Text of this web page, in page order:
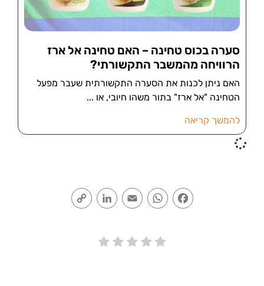
סערה בכוס טחינה – האם טחינה אל ארז
הרוויחה מהמשבר התקשורתי?
האם ניתן לכנות את הסערה התקשורתית שעבר מפעל
הטחינה "אל ארז" בתור משהו חיובי, או
להמשך קריאה
Facebook
WhatsApp
Email
LinkedIn